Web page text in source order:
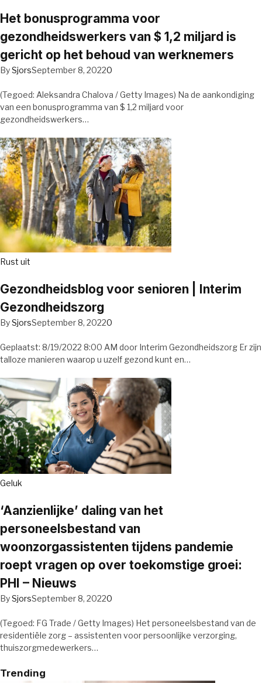
Het bonusprogramma voor
gezondheidswerkers van $ 1,2 miljard is
gericht op het behoud van werknemers
BySjorsSeptember 8, 20220
(Tegoed: Aleksandra Chalova / Getty Images) Na de aankondiging
van een bonusprogramma van $ 1,2 miljard voor
gezondheidswerkers…
Rust uit
Gezondheidsblog voor senioren | Interim
Gezondheidszorg
BySjorsSeptember 8, 20220
Geplaatst: 8/19/2022 8:00 AM door Interim Gezondheidszorg Er zijn
talloze manieren waarop u uzelf gezond kunt en…
Geluk
‘Aanzienlijke’ daling van het
personeelsbestand van
woonzorgassistenten tijdens pandemie
roept vragen op over toekomstige groei:
PHI – Nieuws
BySjorsSeptember 8, 20220
(Tegoed: FG Trade / Getty Images) Het personeelsbestand van de
residentiële zorg – assistenten voor persoonlijke verzorging,
thuiszorgmedewerkers…
Trending